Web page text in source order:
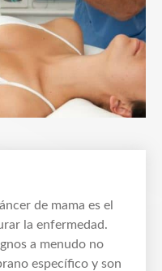
de mama es el
la enfermedad.
a menudo no
específico y son